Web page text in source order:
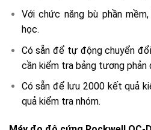
Với chức năng bù phần
học.
Có sẵn để tự động chuyển
cần kiểm tra bảng tương phản
Có sẵn để lưu 2000 kết quả
quả kiểm tra nhóm.